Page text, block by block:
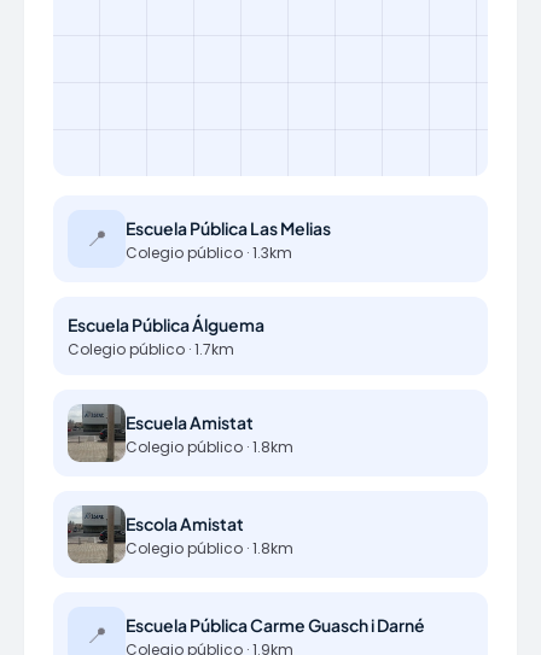
📍 Escuela Pública Las Melias
Colegio público · 1.3km
Escuela Pública Álguema
Colegio público · 1.7km
Escuela Amistat
Colegio público · 1.8km
Escola Amistat
Colegio público · 1.8km
📍 Escuela Pública Carme Guasch i Darné
Colegio público · 1.9km